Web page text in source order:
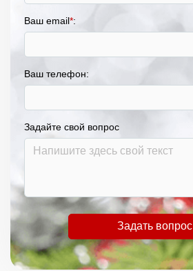
Ваш email*:
Ваш телефон:
Задайте свой вопрос
Задать вопрос